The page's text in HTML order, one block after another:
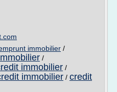
immobilier /
/
immobilier /
immobilier / credit